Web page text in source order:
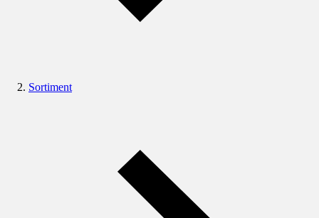
Sortiment